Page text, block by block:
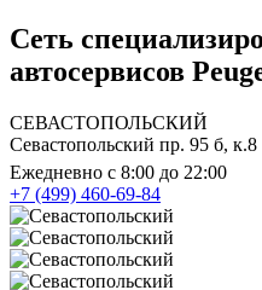
Сеть
автосервисов
СЕВАСТОПОЛЬСКИЙ
Севастопольский пр. 95 б, к.8
Ежедневно с 8:00 до 22:00
+7 (499) 460-69-84